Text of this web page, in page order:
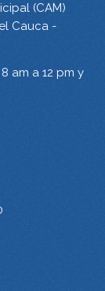
(CAM)
Cauca -
am a 12 pm y